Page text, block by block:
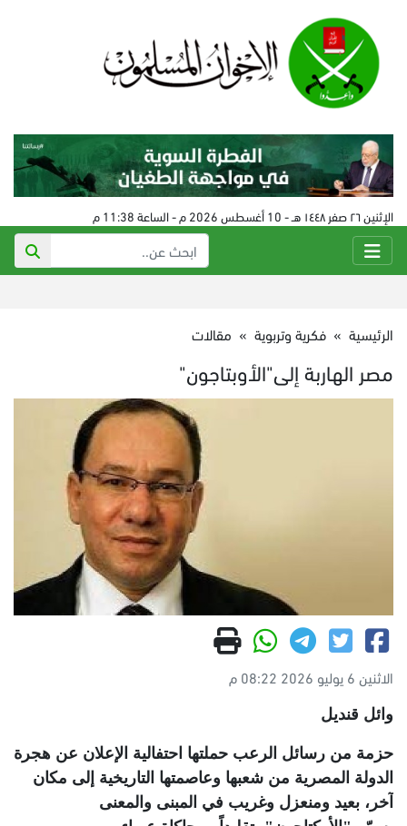
الإثنين ٢٦ صفر ١٤٤٨ هـ - 10 أغسطس 2026 م - الساعة 11:38 م
الرئيسية » فكرية وتربوية » مقالات
مصر الهاربة إلى"الأوبتاجون"
الاثنين 6 يوليو 2026 08:22 م
وائل قنديل
حزمة من رسائل الرعب حملتها احتفالية الإعلان عن هجرة
الدولة المصرية من شعبها وعاصمتها التاريخية إلى مكان
آخر، بعيد ومنعزل وغريب في المبنى والمعنى